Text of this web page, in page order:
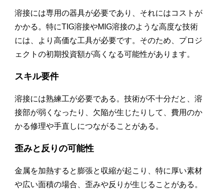
溶接には専用の器具が必要であり、それにはコストが
かかる。特にTIG溶接やMIG溶接のような高度な技術
には、より高価な工具が必要です。そのため、プロジ
ェクトの初期投資額が高くなる可能性があります。
スキル要件
溶接には熟練工が必要である。技術が不十分だと、溶
接部が弱くなったり、欠陥が生じたりして、費用のか
かる修理や手直しにつながることがある。
歪みと反りの可能性
金属を加熱すると膨張と収縮が起こり、特に厚い素材
や広い面積の場合、歪みや反りが生じることがある。